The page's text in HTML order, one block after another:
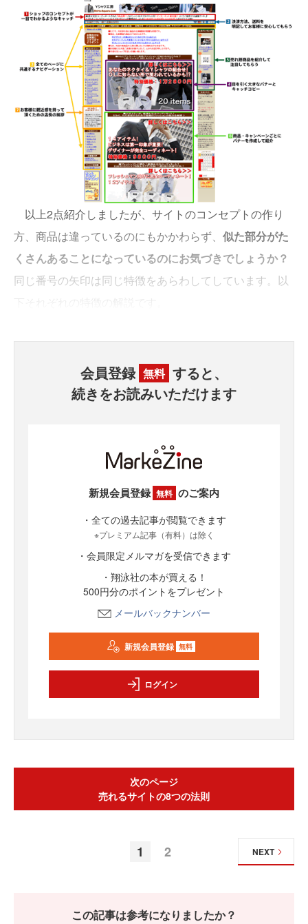
以上2点紹介しましたが、サイトのコンセプトの作り
方、商品は違っているのにもかかわらず、 似た部分がた
くさんあることになっているのにお気づきでしょうか？
同じ番号の矢印は同じ特徴をあらわしてしています。以
会員登録 無料 すると、
続きをお読みいただけます
新規会員登録 無料 のご案内
・全ての過去記事が閲覧できます
※プレミアム記事（有料）は除く
・会員限定メルマガを受信できます
・翔泳社の本が買える！
500円分のポイントをプレゼント
メールバックナンバー
新規会員登録 無料
ログイン
次のページ
売れるサイトの8つの法則
1 2 NEXT
この記事は参考になりましたか？